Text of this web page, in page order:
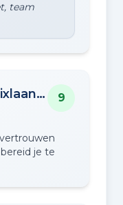
team
Prinses-Beatrixlaan 26 9
je te